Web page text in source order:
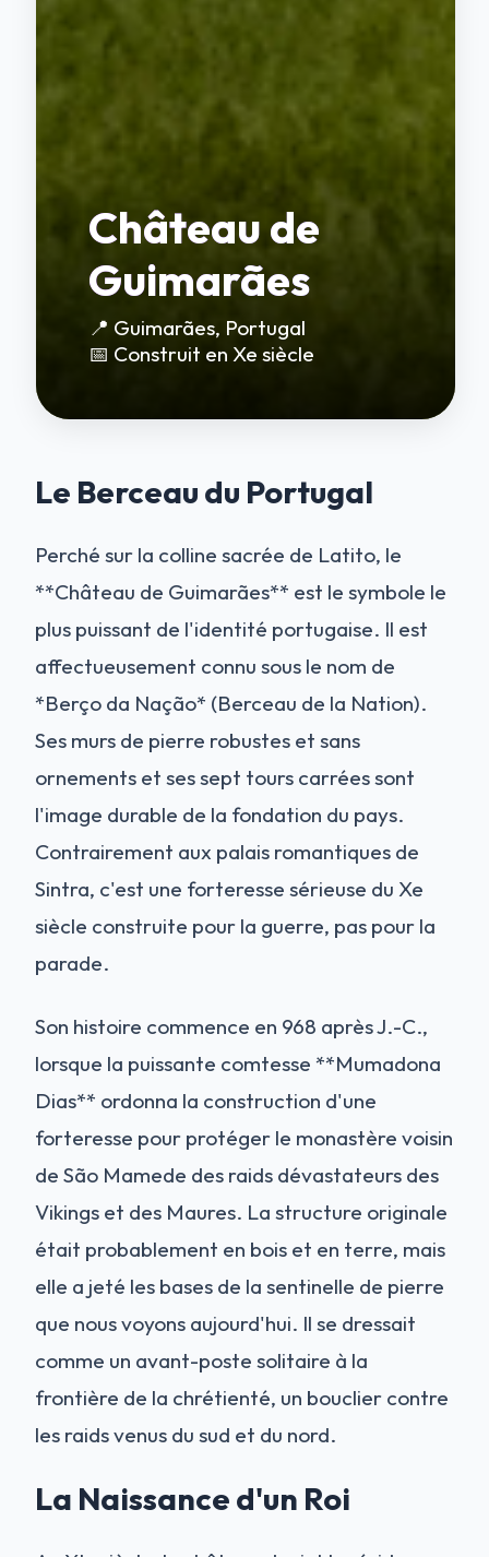
Château de
Guimarães
📍 Guimarães, Portugal
📅 Construit en Xe siècle
Le Berceau du Portugal
Perché sur la colline sacrée de Latito, le
**Château de Guimarães** est le symbole le
plus puissant de l'identité portugaise. Il est
affectueusement connu sous le nom de
*Berço da Nação* (Berceau de la Nation).
Ses murs de pierre robustes et sans
ornements et ses sept tours carrées sont
l'image durable de la fondation du pays.
Contrairement aux palais romantiques de
Sintra, c'est une forteresse sérieuse du Xe
siècle construite pour la guerre, pas pour la
parade.
Son histoire commence en 968 après J.-C.,
lorsque la puissante comtesse **Mumadona
Dias** ordonna la construction d'une
forteresse pour protéger le monastère voisin
de São Mamede des raids dévastateurs des
Vikings et des Maures. La structure originale
était probablement en bois et en terre, mais
elle a jeté les bases de la sentinelle de pierre
que nous voyons aujourd'hui. Il se dressait
comme un avant-poste solitaire à la
frontière de la chrétienté, un bouclier contre
les raids venus du sud et du nord.
La Naissance d'un Roi